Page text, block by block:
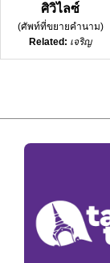
ศิวิไลซ์
(ศัพท์ที่ขยายคำนาม)
Related: เจริญ